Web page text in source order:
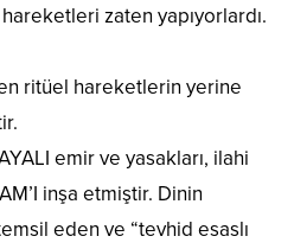
zaten yapıyorlardı.
ritüel hareketlerin yerine
emir ve yasakları, ilahi
inşa etmiştir. Dinin
eden ve “tevhid esaslı